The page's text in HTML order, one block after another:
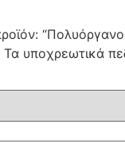
Τα υποχρεωτικά